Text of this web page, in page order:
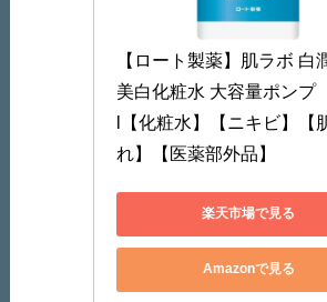
【ロート製薬】肌ラボ 白
美白化粧水 大容量ポンプ
l【化粧水】【ニキビ】【
れ】【医薬部外品】
楽天市場で見る
Amazonで見る